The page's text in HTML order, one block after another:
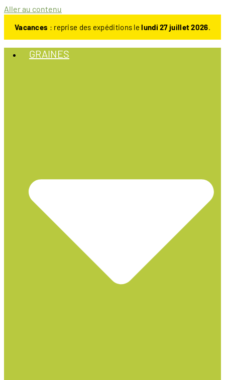
Aller au contenu
Vacances : reprise des expéditions lelundi 27 juillet 2026.
GRAINES